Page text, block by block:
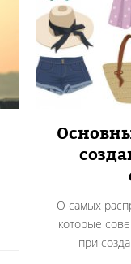
О самых
которые
при